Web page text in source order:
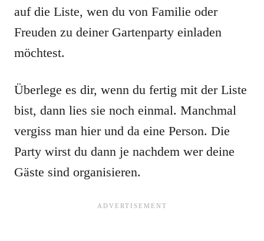
auf die Liste, wen du von Familie oder
Freuden zu deiner Gartenparty einladen
möchtest.
Überlege es dir, wenn du fertig mit der Liste
bist, dann lies sie noch einmal. Manchmal
vergiss man hier und da eine Person. Die
Party wirst du dann je nachdem wer deine
Gäste sind organisieren.